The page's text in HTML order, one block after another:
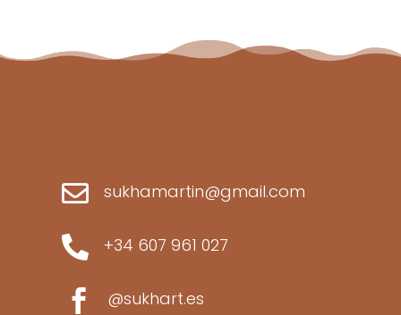
 sukhamartin@gmail.com
 +34 607 961 027
 @sukhart.es